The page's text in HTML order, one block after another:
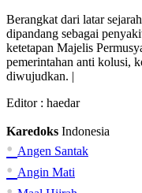
Berangkat dari latar
dipandang sebagai
ketetapan Majelis
pemerintahan anti kolusi,
diwujudkan. |
Editor : haedar
Karedoks Indonesia
• Angen Santak
• Angin Mati